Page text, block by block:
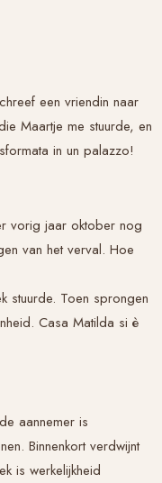
een vriendin naar
Maartje me stuurde, en
in un palazzo!
vorig jaar oktober nog
van het verval. Hoe
stuurde. Toen sprongen
Casa Matilda si è
aannemer is
Binnenkort verdwijnt
is werkelijkheid